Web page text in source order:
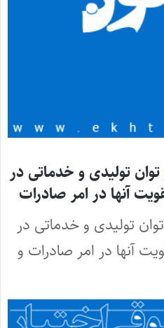
توان تولیدی و خدماتی در
آنها در امر صادرات
تولیدی و خدماتی در
آنها در امر صادرات و